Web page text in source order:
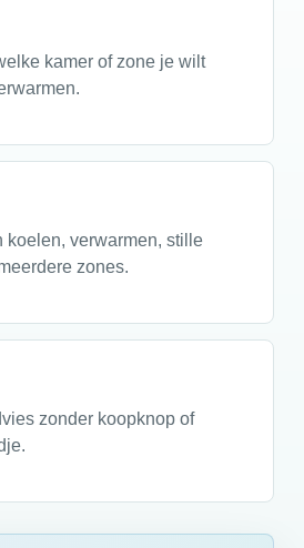
kamer of zone je wilt
koelen, verwarmen, stille
zones.
zonder koopknop of